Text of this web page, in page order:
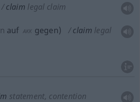
claim legal claim
auf AKK gegen) claim legal
statement, contention